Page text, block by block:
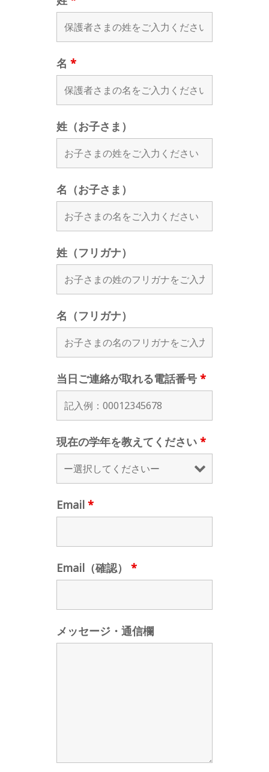
名 *
姓（お子さま）
名（お子さま）
姓（フリガナ）
名（フリガナ）
当日ご連絡が取れる電話番号 *
現在の学年を教えてください *
Email *
Email（確認） *
メッセージ・通信欄